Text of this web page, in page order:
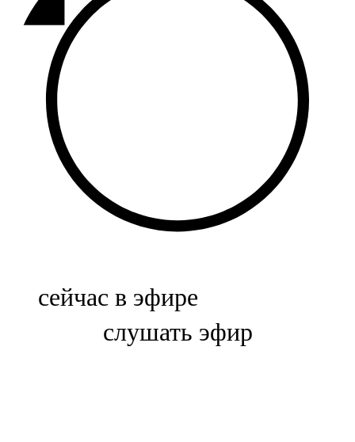
107,1 FM
Балык бистәсе
104,9 FM
Баулы
107,5 FM
Биләр
Болгар
сейчас в эфире
слушать эфир